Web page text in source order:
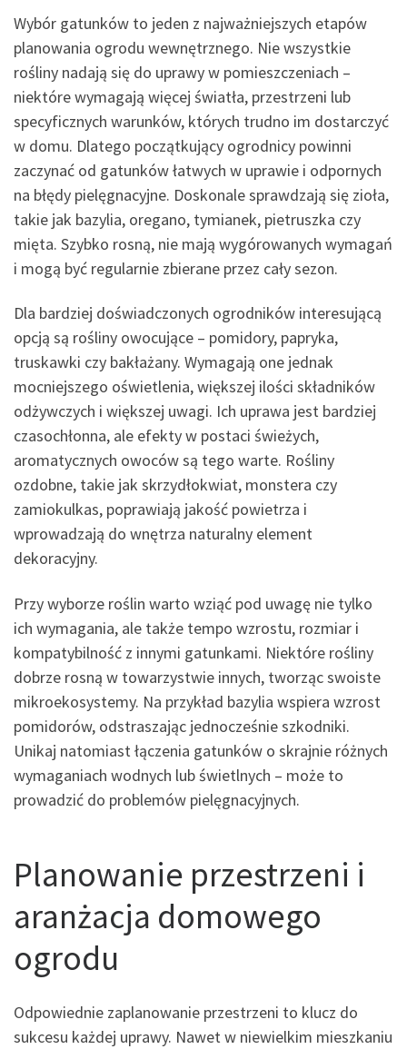
Wybór gatunków to jeden z najważniejszych etapów
planowania ogrodu wewnętrznego. Nie wszystkie
rośliny nadają się do uprawy w pomieszczeniach –
niektóre wymagają więcej światła, przestrzeni lub
specyficznych warunków, których trudno im dostarczyć
w domu. Dlatego początkujący ogrodnicy powinni
zaczynać od gatunków łatwych w uprawie i odpornych
na błędy pielęgnacyjne. Doskonale sprawdzają się zioła,
takie jak bazylia, oregano, tymianek, pietruszka czy
mięta. Szybko rosną, nie mają wygórowanych wymagań
i mogą być regularnie zbierane przez cały sezon.
Dla bardziej doświadczonych ogrodników interesującą
opcją są rośliny owocujące – pomidory, papryka,
truskawki czy bakłażany. Wymagają one jednak
mocniejszego oświetlenia, większej ilości składników
odżywczych i większej uwagi. Ich uprawa jest bardziej
czasochłonna, ale efekty w postaci świeżych,
aromatycznych owoców są tego warte. Rośliny
ozdobne, takie jak skrzydłokwiat, monstera czy
zamiokulkas, poprawiają jakość powietrza i
wprowadzają do wnętrza naturalny element
dekoracyjny.
Przy wyborze roślin warto wziąć pod uwagę nie tylko
ich wymagania, ale także tempo wzrostu, rozmiar i
kompatybilność z innymi gatunkami. Niektóre rośliny
dobrze rosną w towarzystwie innych, tworząc swoiste
mikroekosystemy. Na przykład bazylia wspiera wzrost
pomidorów, odstraszając jednocześnie szkodniki.
Unikaj natomiast łączenia gatunków o skrajnie różnych
wymaganiach wodnych lub świetlnych – może to
prowadzić do problemów pielęgnacyjnych.
Planowanie przestrzeni i
aranżacja domowego
ogrodu
Odpowiednie zaplanowanie przestrzeni to klucz do
sukcesu każdej uprawy. Nawet w niewielkim mieszkaniu